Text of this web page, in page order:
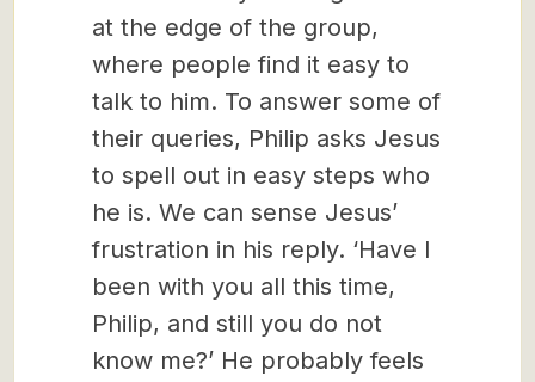
at the edge of the group,
where people find it easy to
talk to him. To answer some of
their queries, Philip asks Jesus
to spell out in easy steps who
he is. We can sense Jesus’
frustration in his reply. ‘Have I
been with you all this time,
Philip, and still you do not
know me?’ He probably feels